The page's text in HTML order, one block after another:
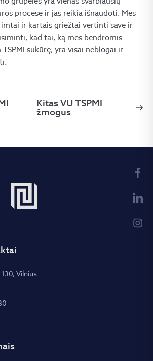
procese ir jas reikia išnaudoti. Mes
ir kartais griežtai vertinti save ir
kad tai, ką mes bendromis
TSPMI sukūrę, yra visai neblogai ir
Kitas VU TSPMI
žmogus
Vilnius